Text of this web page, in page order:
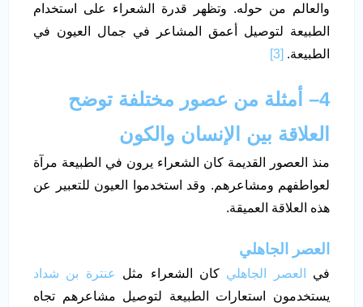
والعالم من حوله. وتظهر قدرة الشعراء على استخدام
الطبيعة لتوصيل أعمق المشاعر في جمال العيون في
الطبيعة. [3]
4
– أمثلة من عصور مختلفة توضح
العلاقة بين الإنسان والكون
منذ العصور القديمة كان الشعراء يرون في الطبيعة مرآة
لعواطفهم ومشاعرهم. وقد استخدموا العيون للتعبير عن
هذه العلاقة العميقة.
العصر الجاهلي
في العصر الجاهلي كان الشعراء مثل
عنترة بن شداد
يستخدمون استعارات الطبيعة لتوصيل مشاعرهم تجاه